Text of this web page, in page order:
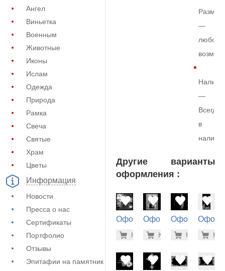
Ангел
Виньетка
Военным
Животные
Иконы
Ислам
Одежда
Природа
Рамка
Свеча
Святые
Храм
Цветы
Информация
Новости
Пресса о нас
Сертификаты
Портфолио
Отзывы
Эпитафии на памятник
Размер
—
любой
—
Всегда
в
Другие варианты
оформления :
Оформление
(71-740)
-7% 1.900
Купить
Оформление
(73-482)
-7%
Купить
Оформление
(71-810)
-
Купить(72-